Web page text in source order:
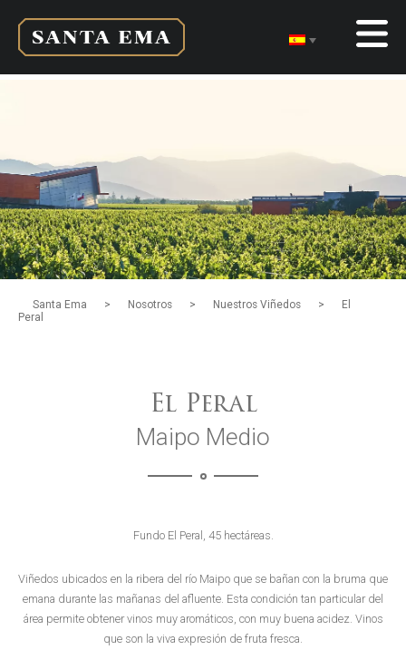
Santa Ema > Nosotros > Nuestros Viñedos >
El
Peral
El Peral
Maipo Medio
Fundo El Peral, 45 hectáreas.
Viñedos ubicados en la ribera del río Maipo que se bañan con la bruma que
emana durante las mañanas del afluente. Esta condición tan particular del
área permite obtener vinos muy aromáticos, con muy buena acidez. Vinos
que son la viva expresión de fruta fresca.